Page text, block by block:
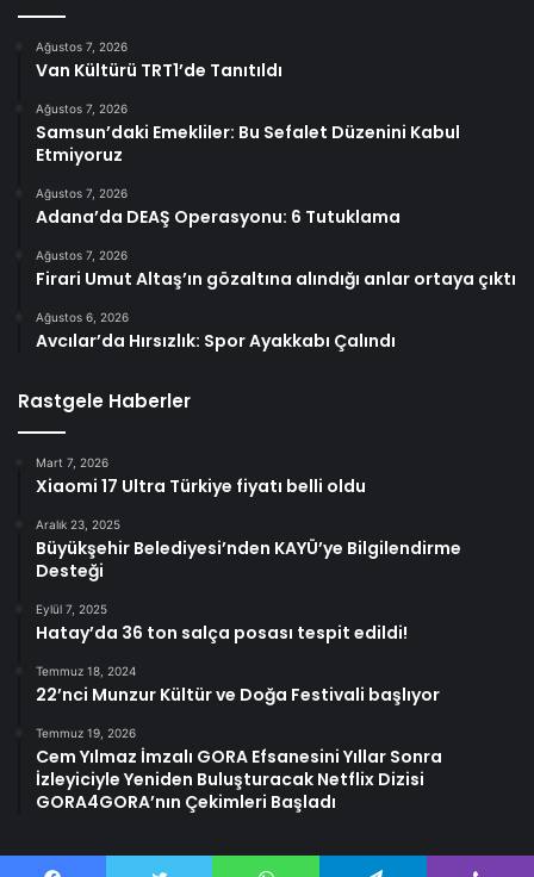
Ağustos 7, 2026
Van Kültürü TRT1’de Tanıtıldı
Ağustos 7, 2026
Samsun’daki Emekliler: Bu Sefalet Düzenini Kabul
Etmiyoruz
Ağustos 7, 2026
Adana’da DEAŞ Operasyonu: 6 Tutuklama
Ağustos 7, 2026
Firari Umut Altaş’ın gözaltına alındığı anlar ortaya çıktı
Ağustos 6, 2026
Avcılar’da Hırsızlık: Spor Ayakkabı Çalındı
Rastgele Haberler
Mart 7, 2026
Xiaomi 17 Ultra Türkiye fiyatı belli oldu
Aralık 23, 2025
Büyükşehir Belediyesi’nden KAYÜ’ye Bilgilendirme
Desteği
Eylül 7, 2025
Hatay’da 36 ton salça posası tespit edildi!
Temmuz 18, 2024
22’nci Munzur Kültür ve Doğa Festivali başlıyor
Temmuz 19, 2026
Cem Yılmaz İmzalı GORA Efsanesini Yıllar Sonra
İzleyiciyle Yeniden Buluşturacak Netflix Dizisi
GORA4GORA’nın Çekimleri Başladı